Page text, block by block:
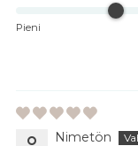
Pieni
Nimetön